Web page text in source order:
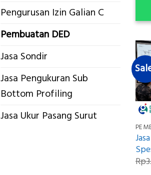
Pengurusan Izin Galian C
Pembuatan DED
Jasa Sondir
Jasa Pengukuran Sub
Bottom Profiling
Jasa Ukur Pasang Surut
Rp